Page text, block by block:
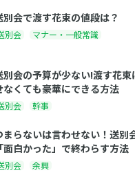
別会で渡す花束の値段は？
別会 マナー・一般常識
別会の予算が少ない!渡す花
なくても豪華にできる方法
別会 幹事
まらないは言わせない！送別
「面白かった」で終わらす方法
別会 余興